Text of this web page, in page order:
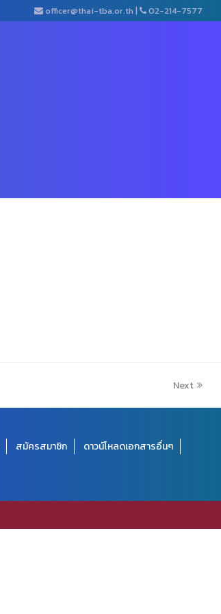
officer@thai-tba.or.th | 02-214-7577
Next
สมัครสมาชิก
ดาวน์โหลดเอกสารอื่นๆ